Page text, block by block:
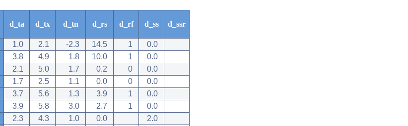
d_ta d_tx d_tn d_rs d_rf d_ss d_ssr
1.0 2.1 -2.3 14.5 1
0.0
3.8 4.9 1.8 10.0 1
0.0
2.1 5.0 1.7 0.2 0
0.0
1.7 2.5 1.1 0.0 0
0.0
3.7 5.6 1.3 3.9 1
0.0
3.9 5.8 3.0 2.7 1
0.0
2.3 4.3 1.0 0.0
2.0